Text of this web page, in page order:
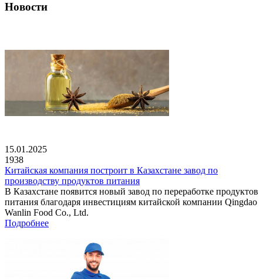
Новости
15.01.2025
1938
Китайская компания построит в Казахстане завод по
производству продуктов питания
В Казахстане появится новый завод по переработке продуктов
питания благодаря инвестициям китайской компании Qingdao
Wanlin Food Co., Ltd.
Подробнее